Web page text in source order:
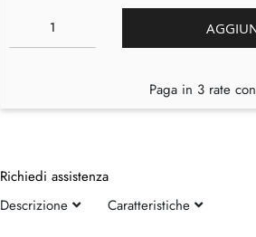
Paga in 3 rate con
Richiedi assistenza
Descrizione
Caratteristiche